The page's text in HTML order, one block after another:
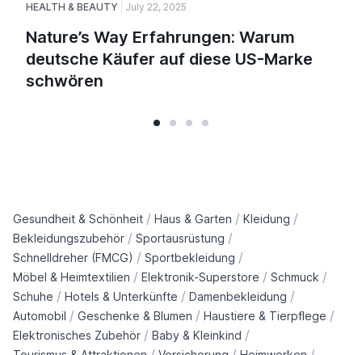
HEALTH & BEAUTY July 22, 2025
Nature’s Way Erfahrungen: Warum
deutsche Käufer auf diese US-Marke
schwören
Gesundheit & Schönheit / Haus & Garten / Kleidung /
Bekleidungszubehör / Sportausrüstung /
Schnelldreher (FMCG) / Sportbekleidung /
Möbel & Heimtextilien / Elektronik-Superstore / Schmuck /
Schuhe / Hotels & Unterkünfte / Damenbekleidung /
Automobil / Geschenke & Blumen / Haustiere & Tierpflege /
Elektronisches Zubehör / Baby & Kleinkind /